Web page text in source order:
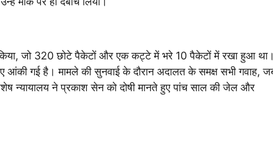
जो 320 छोटे पैकेटों और एक कट्टे में भरे 10 पैकेटों में रखा हुआ था।
आंकी गई है। मामले की सुनवाई के दौरान अदालत के समक्ष सभी गवाह,
न्यायालय ने प्रकाश सेन को दोषी मानते हुए पांच साल की जेल और